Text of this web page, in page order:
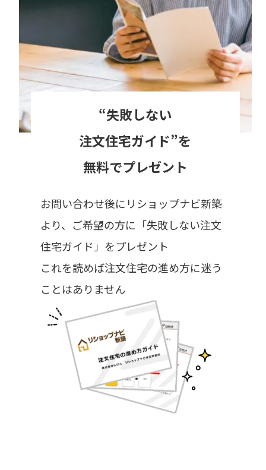
“失敗しない
注文住宅ガイド”を
無料でプレゼント
お問い合わせ後にリショップナビ新築
より、ご希望の方に「失敗しない注文
住宅ガイド」をプレゼント
これを読めば注文住宅の進め方に迷う
ことはありません